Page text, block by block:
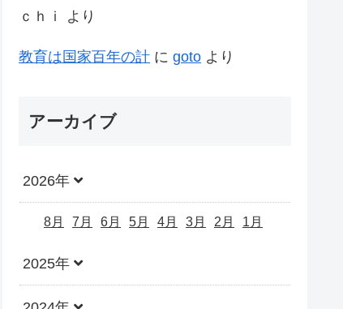
ｃｈｉ
より
教育は国家百年の計 に goto より
アーカイブ
2026年
8月 7月 6月 5月 4月 3月 2月 1月
2025年